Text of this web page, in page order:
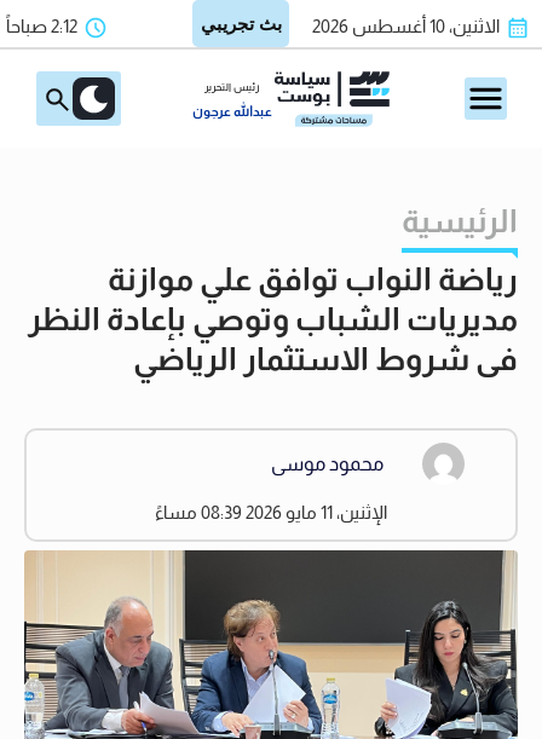
الاثنين، 10 أغسطس 2026 2:12 صباحاً
رئيس التحرير
عبدالله عرجون
الرئيسية
رياضة النواب توافق علي موازنة
مديريات الشباب وتوصي بإعادة النظر
فى شروط الاستثمار الرياضي
محمود موسى
الإثنين، 11 مايو 2026 08:39 مساءً